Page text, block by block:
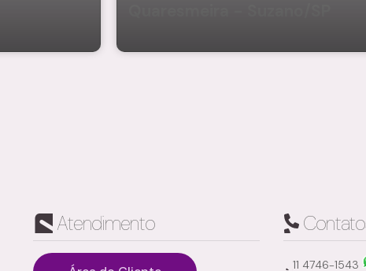
Atendimento
11 4746-1543